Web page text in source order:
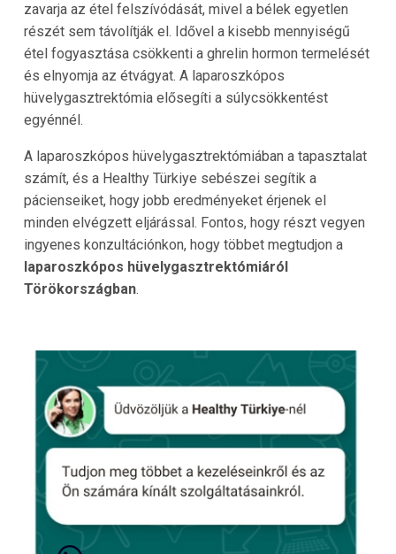
zavarja az étel felszívódását, mivel a bélek egyetlen
részét sem távolítják el. Idővel a kisebb mennyiségű
étel fogyasztása csökkenti a ghrelin hormon termelését
és elnyomja az étvágyat. A laparoszkópos
hüvelygasztrektómia elősegíti a súlycsökkentést
egyénnél.
A laparoszkópos hüvelygasztrektómiában a tapasztalat
számít, és a Healthy Türkiye sebészei segítik a
pácienseiket, hogy jobb eredményeket érjenek el
minden elvégzett eljárással. Fontos, hogy részt vegyen
ingyenes konzultációnkon, hogy többet megtudjon a
laparoszkópos hüvelygasztrektómiáról
Törökországban.